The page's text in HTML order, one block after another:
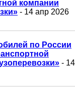
компании
- 14 апр 2026
по России
- 14